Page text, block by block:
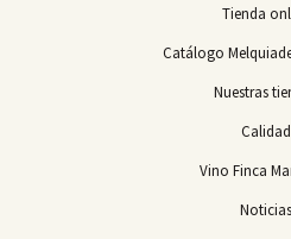
Tienda
Catálogo
Nuestras
Calidad
Vino Finca
Noticias